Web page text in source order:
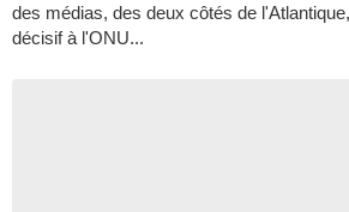
des médias, des deux côtés de
décisif à l'ONU...